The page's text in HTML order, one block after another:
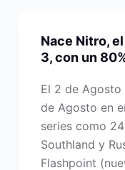
Nace Nitro,
3, con un
El 2 de
de Agosto en
series como
Southland y
Flashpoint